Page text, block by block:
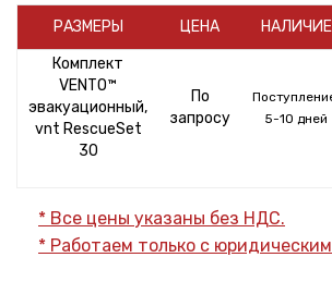
РАЗМЕРЫ ЦЕНА
НАЛИЧИЕ
Комплект
VENTO™
эвакуационный,
vnt RescueSet
30
По
запросу
5-10 дней
* Все цены указаны без НДС.
* Работаем только с